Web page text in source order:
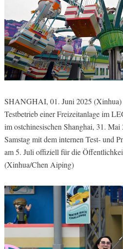
SHANGHAI, 01. Juni 2025 (Xinhua)
Testbetrieb einer Freizeitanlage im
im ostchinesischen Shanghai, 31.
Samstag mit dem internen Test- und
am 5. Juli offiziell für die
(Xinhua/Chen Aiping)